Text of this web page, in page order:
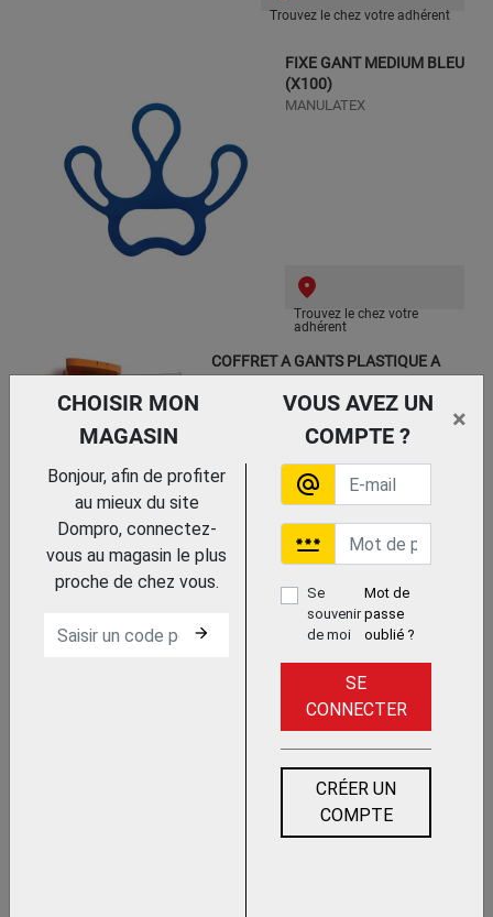
Trouvez le chez votre adhérent
FIXE GANT MEDIUM BLEU
(X100)
MANULATEX
Trouvez le chez votre
adhérent
COFFRET A GANTS PLASTIQUE A
ETUI GANTS ISOLANTS
COURTS
PENTA
Trouvez le chez votre
CHOISIR MON
MAGASIN
VOUS AVEZ UN
COMPTE ?
×
Bonjour, afin de profiter
au mieux du site
Dompro, connectez-
vous au magasin le plus
proche de chez vous.
arrow_forward
alternate_email
password
Se
souvenir
de moi
Mot de
passe
oublié ?
SE
CONNECTER
CRÉER UN
COMPTE